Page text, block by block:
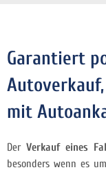
Garantiert
mit
Der Verkauf eines
besonders wenn es